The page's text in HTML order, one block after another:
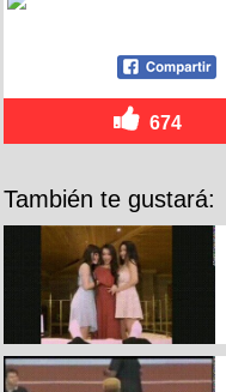
674
También te gustará: